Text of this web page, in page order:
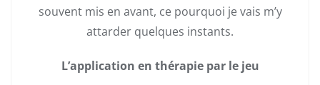
souvent mis en avant, ce pourquoi je vais m’y
attarder quelques instants.
L’application en thérapie par le jeu